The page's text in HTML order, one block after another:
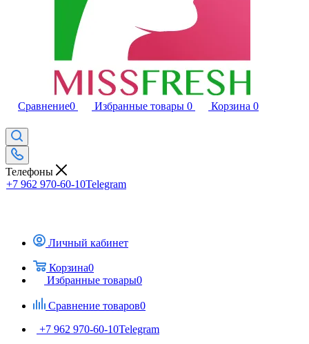
Сравнение0 Избранные товары 0 Корзина 0
Телефоны
+7 962 970-60-10Telegram
Личный кабинет
Корзина0
Избранные товары0
Сравнение товаров0
+7 962 970-60-10Telegram